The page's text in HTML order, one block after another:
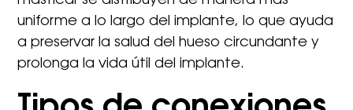
uniforme a lo largo del implante, lo que ayuda
a preservar la salud del hueso circundante y
prolonga la vida útil del implante.